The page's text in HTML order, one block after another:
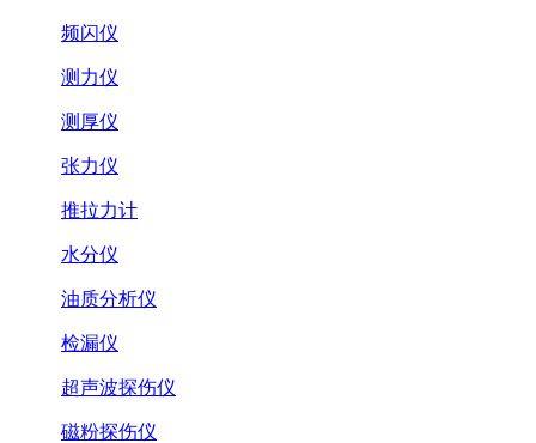
频闪仪
测力仪
测厚仪
张力仪
推拉力计
水分仪
油质分析仪
检漏仪
超声波探伤仪
磁粉探伤仪